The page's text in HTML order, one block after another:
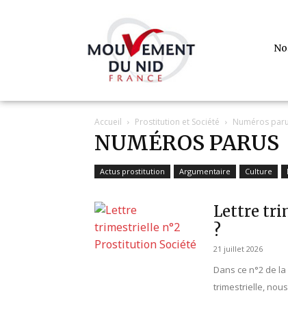
Accueil Prostitution et Société Numéros
NUMÉROS PARUS
Actus prostitution Argumentaire Culture
Lettre
?
21 juillet 2026
Dans ce n°2 de
trimestrielle,